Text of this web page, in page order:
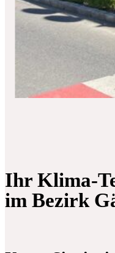
Ihr Klima-
im Bezirk